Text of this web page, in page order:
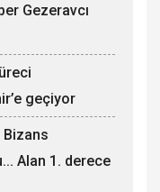
Gezeravcı
geçiyor
Bizans
Alan 1. derece